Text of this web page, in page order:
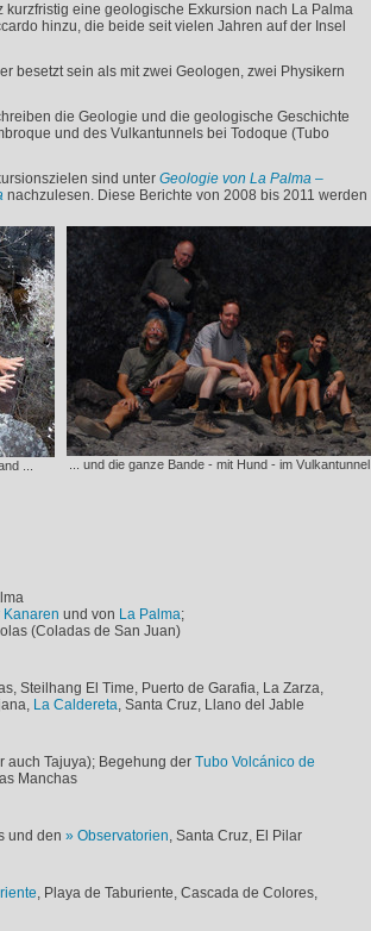
eine geologische Exkursion nach La Palma
hinzu, die beide seit vielen Jahren auf der Insel
besetzt sein als mit zwei Geologen, zwei Physikern
die Geologie und die geologische Geschichte
und des Vulkantunnels bei Todoque (Tubo
sind unter Geologie von La Palma –
nachzulesen. Diese Berichte von 2008 bis 2011 werden
... ... und die ganze Bande - mit Hund - im Vulkantunnel
und von La Palma;
(Coladas de San Juan)
Steilhang El Time, Puerto de Garafia, La Zarza,
La Caldereta, Santa Cruz, Llano del Jable
auch Tajuya); Begehung der Tubo Volcánico de
Manchas
und den
Observatorien, Santa Cruz, El Pilar
, Playa de Taburiente, Cascada de Colores,